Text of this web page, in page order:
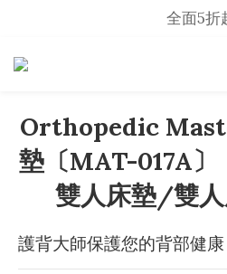
2026全面5折
u p    t o    50
Orthopedic
墊〔MAT-017A
雙人床墊/雙人
護背大師保護您的背部健康